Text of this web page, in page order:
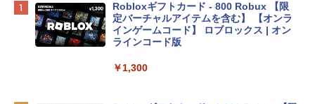
Apple 2026 MacBook Neo A18 Proチッ
プ搭載13インチノートブック：AIとAppl
e Intelligenceのために設計、Liquid Ret
inaディスプレイ、8GBユニファイドメモ
eTime HDカメラ - インディゴ
Robloxギフトカード - 800 Robux 【限
定バーチャルアイテムを含む】 【オンラ
インゲームコード】 ロブロックス | オン
ラインコード版
￥1,300